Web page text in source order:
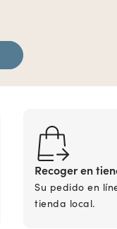
Recoger en
Su pedido en
tienda local.